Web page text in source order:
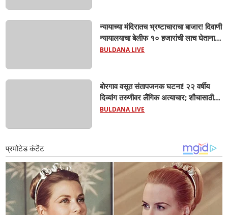
न्यायाच्या मंदिरातच भ्रष्टाचाराचा बाजार! दिवाणी
न्यायालयाचा बेलीफ १० हजारांची लाच घेताना
एसीबीच्या जाळ्यात; मेहकरात खळबळ!
BULDANA LIVE
बोरगाव वसूत संतापजनक घटना! २२ वर्षीय
दिव्यांग तरुणीवर लैंगिक अत्याचार; शौचासाठी
गेलेल्या तरुणीचा पाठलाग करून अत्याचाराचा
BULDANA LIVE